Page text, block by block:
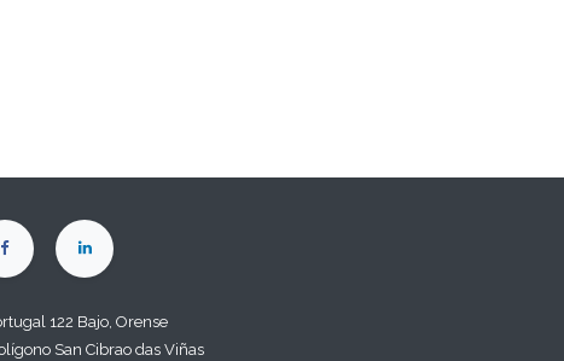
122 Bajo, Orense
San Cibrao das Viñas